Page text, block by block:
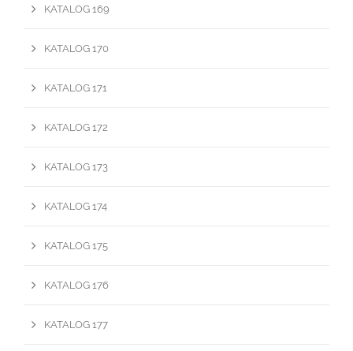
KATALOG 169
KATALOG 170
KATALOG 171
KATALOG 172
KATALOG 173
KATALOG 174
KATALOG 175
KATALOG 176
KATALOG 177